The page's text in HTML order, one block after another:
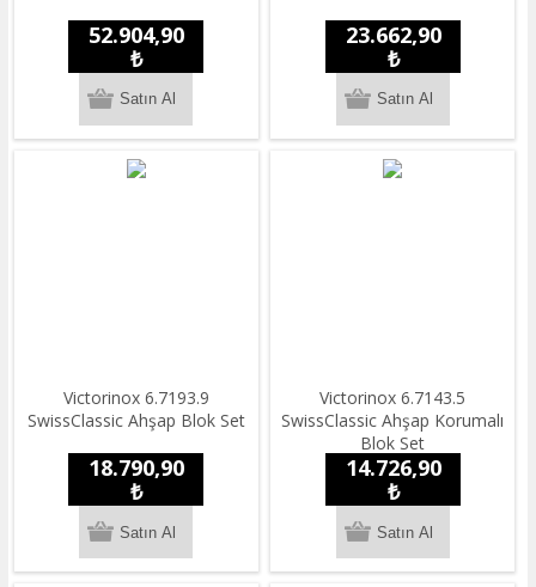
52.904,90
₺
23.662,90
₺
Victorinox 6.7193.9
SwissClassic Ahşap Blok Set
18.790,90
₺
Victorinox 6.7143.5
SwissClassic Ahşap Korumalı
Blok Set
14.726,90
₺